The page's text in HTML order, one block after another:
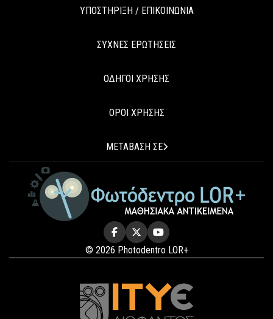
ΥΠΟΣΤΗΡΙΞΗ / ΕΠΙΚΟΙΝΩΝΙΑ
ΣΥΧΝΕΣ ΕΡΩΤΗΣΕΙΣ
ΟΔΗΓΟΙ ΧΡΗΣΗΣ
ΟΡΟΙ ΧΡΗΣΗΣ
ΜΕΤΑΒΑΣΗ ΣΕ
© 2026 Photodentro LOR+